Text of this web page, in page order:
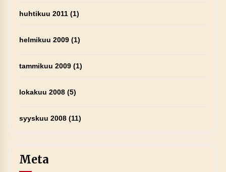
huhtikuu 2011(1)
helmikuu 2009(1)
tammikuu 2009(1)
lokakuu 2008(5)
syyskuu 2008(11)
Meta